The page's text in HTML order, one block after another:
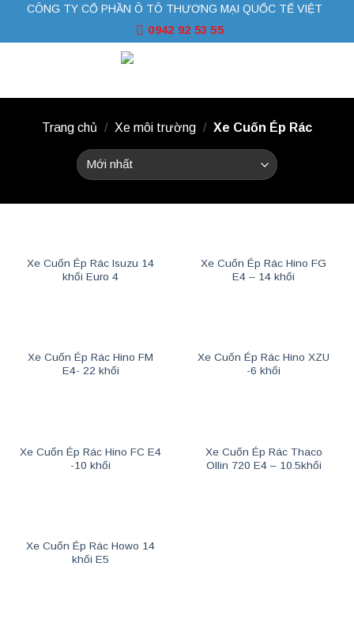
CÔNG TY CỔ PHẦN Ô TÔ THƯƠNG MẠI QUỐC TẾ VIỆT
0942 92 53 55
Trang chủ / Xe môi trường / Xe Cuốn Ép Rác
Xe Cuốn Ép Rác Isuzu 14
khối Euro 4
Xe Cuốn Ép Rác Hino FG
E4 – 14 khối
Xe Cuốn Ép Rác Hino FM
E4- 22 khối
Xe Cuốn Ép Rác Hino XZU
-6 khối
Xe Cuốn Ép Rác Hino FC E4
-10 khối
Xe Cuốn Ép Rác Thaco
Ollin 720 E4 – 10.5khối
Xe Cuốn Ép Rác Howo 14
khối E5